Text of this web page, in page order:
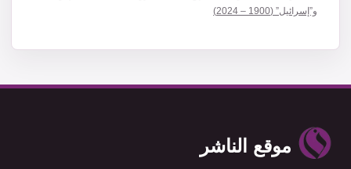
و”إسرائيل” (1900 – 2024)
موقع الناشر